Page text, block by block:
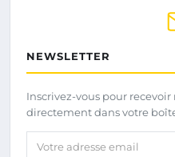
NEWSLETTER
Inscrivez-vous pour
directement dans votre
Votre adresse email